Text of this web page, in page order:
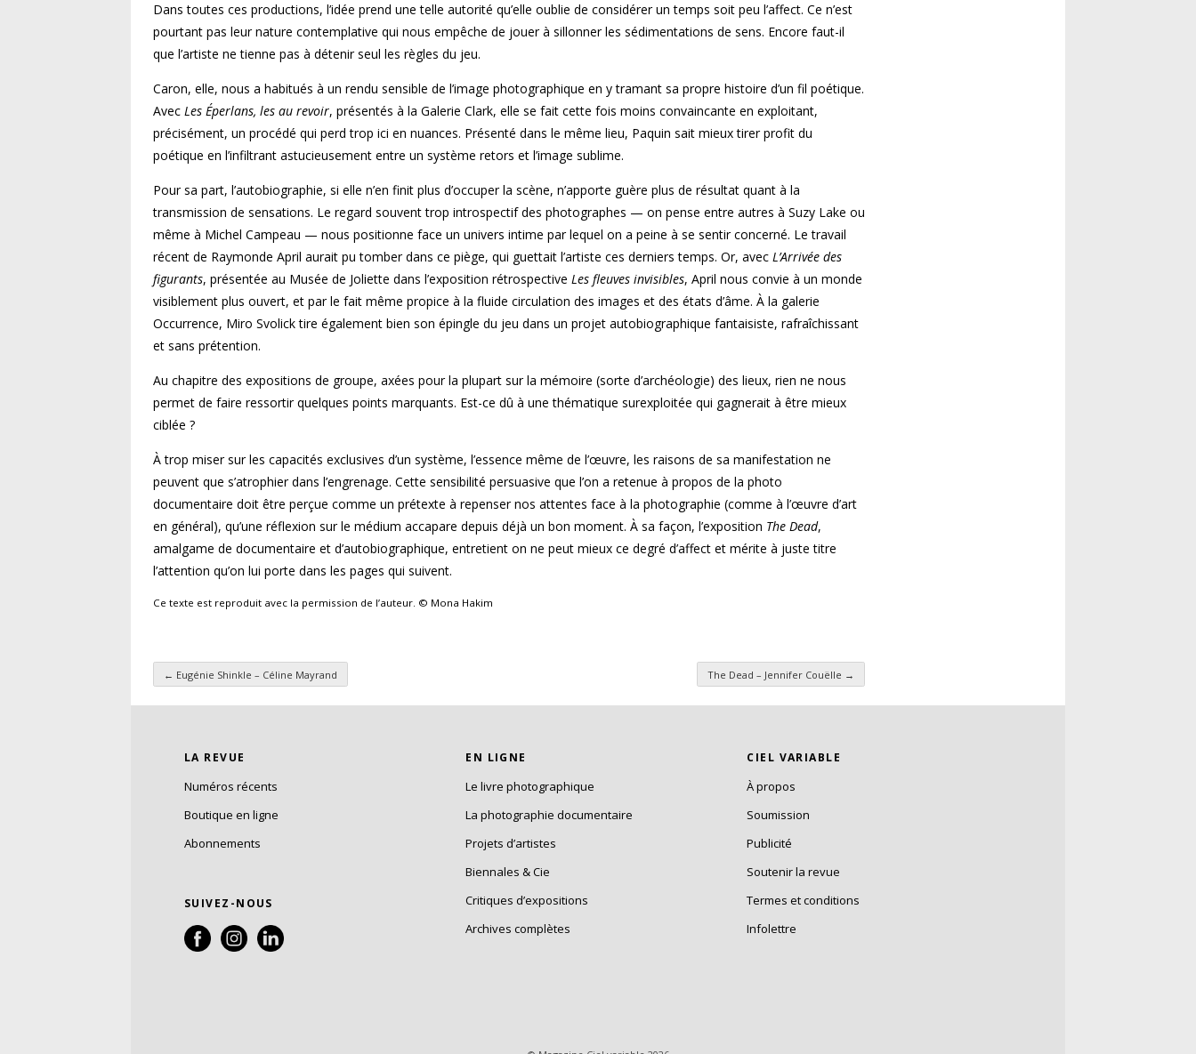
Dans toutes ces productions, l’idée prend une telle autorité qu’elle oublie de considérer un temps soit peu l’affect. Ce n’est
pourtant pas leur nature contemplative qui nous empêche de jouer à sillonner les sédimentations de sens. Encore faut-il
que l’artiste ne tienne pas à détenir seul les règles du jeu.
Caron, elle, nous a habitués à un rendu sensible de l’image photographique en y tramant sa propre histoire d’un fil poétique.
Avec Les Éperlans, les au revoir, présentés à la Galerie Clark, elle se fait cette fois moins convaincante en exploitant,
précisément, un procédé qui perd trop ici en nuances. Présenté dans le même lieu, Paquin sait mieux tirer profit du
poétique en l’infiltrant astucieusement entre un système retors et l’image sublime.
Pour sa part, l’autobiographie, si elle n’en finit plus d’occuper la scène, n’apporte guère plus de résultat quant à la
transmission de sensations. Le regard souvent trop introspectif des photographes — on pense entre autres à Suzy Lake ou
même à Michel Campeau — nous positionne face un univers intime par lequel on a peine à se sentir concerné. Le travail
récent de Raymonde April aurait pu tomber dans ce piège, qui guettait l’artiste ces derniers temps. Or, avec L’Arrivée des
figurants, présentée au Musée de Joliette dans l’exposition rétrospective Les fleuves invisibles, April nous convie à un monde
visiblement plus ouvert, et par le fait même propice à la fluide circulation des images et des états d’âme. À la galerie
Occurrence, Miro Svolick tire également bien son épingle du jeu dans un projet autobiographique fantaisiste, rafraîchissant
et sans prétention.
Au chapitre des expositions de groupe, axées pour la plupart sur la mémoire (sorte d’archéologie) des lieux, rien ne nous
permet de faire ressortir quelques points marquants. Est-ce dû à une thématique surexploitée qui gagnerait à être mieux
ciblée ?
À trop miser sur les capacités exclusives d’un système, l’essence même de l’œuvre, les raisons de sa manifestation ne
peuvent que s’atrophier dans l’engrenage. Cette sensibilité persuasive que l’on a retenue à propos de la photo
documentaire doit être perçue comme un prétexte à repenser nos attentes face à la photographie (comme à l’œuvre d’art
en général), qu’une réflexion sur le médium accapare depuis déjà un bon moment. À sa façon, l’exposition The Dead,
amalgame de documentaire et d’autobiographique, entretient on ne peut mieux ce degré d’affect et mérite à juste titre
l’attention qu’on lui porte dans les pages qui suivent.
Ce texte est reproduit avec la permission de l’auteur. © Mona Hakim
Navigation des articles
← Eugénie Shinkle – Céline Mayrand The Dead – Jennifer Couëlle →
LA REVUE
Numéros récents
Boutique en ligne
Abonnements
SUIVEZ-NOUS
EN LIGNE
Le livre photographique
La photographie documentaire
Projets d’artistes
Biennales & Cie
Critiques d’expositions
Archives complètes
CIEL VARIABLE
À propos
Soumission
Publicité
Soutenir la revue
Termes et conditions
Infolettre